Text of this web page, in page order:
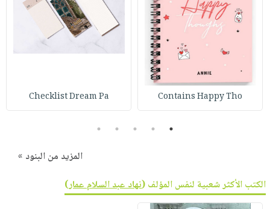
Contains Happy Tho
Checklist Dream Pa
1
2
3
4
5
المزيد من البنود »
الكتب الأكثر شعبية لنفس المؤلف (نهاد عبد السلام عمار)